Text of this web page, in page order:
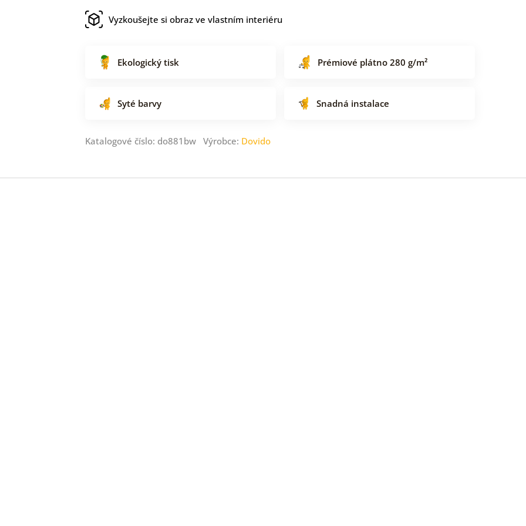
Vyzkoušejte si obraz ve vlastním interiéru
Ekologický tisk Prémiové plátno 280 g/m²
Syté barvy Snadná instalace
Katalogové číslo: do881bw Výrobce: Dovido